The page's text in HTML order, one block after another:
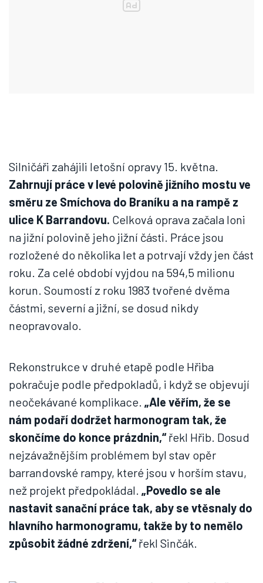
Silničáři zahájili letošní opravy 15. května.
Zahrnují práce v levé polovině jižního mostu ve
směru ze Smíchova do Braníku a na rampě z
ulice K Barrandovu. Celková oprava začala loni
na jižní polovině jeho jižní části. Práce jsou
rozložené do několika let a potrvají vždy jen část
roku. Za celé období vyjdou na 594,5 milionu
korun. Soumostí z roku 1983 tvořené dvěma
částmi, severní a jižní, se dosud nikdy
neopravovalo.
Rekonstrukce v druhé etapě podle Hřiba
pokračuje podle předpokladů, i když se objevují
neočekávané komplikace. „Ale věřím, že se
nám podaří dodržet harmonogram tak, že
skončíme do konce prázdnin,“řekl Hřib. Dosud
nejzávažnějším problémem byl stav opěr
barrandovské rampy, které jsou v horším stavu,
než projekt předpokládal. „Povedlo se ale
nastavit sanační práce tak, aby se vtěsnaly do
hlavního harmonogramu, takže by to nemělo
způsobit žádné zdržení,“řekl Sinčák.